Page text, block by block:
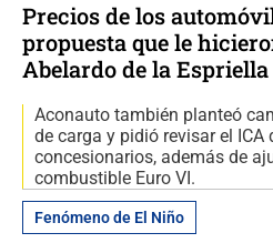
Precios de los
propuesta que le
Abelardo de la Espriella
Aconauto también planteó
de carga y pidió revisar el ICA
concesionarios, además de
combustible Euro VI.
Fenómeno de El Niño